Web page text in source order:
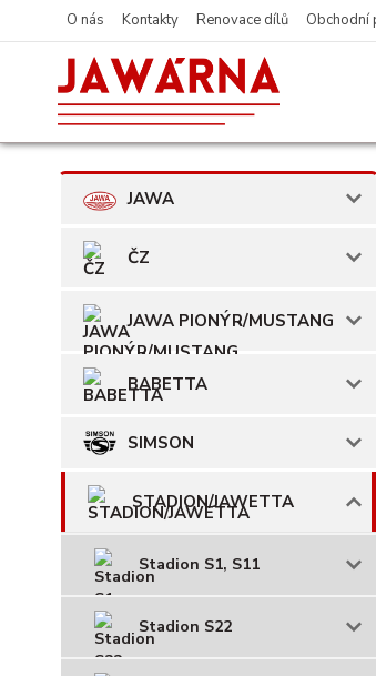
O nás Kontakty Renovace dílů Obchodní
JAWA
ČZ
JAWA PIONÝR/MUSTANG
BABETTA
SIMSON
STADION/JAWETTA
Stadion S1, S11
Stadion S22